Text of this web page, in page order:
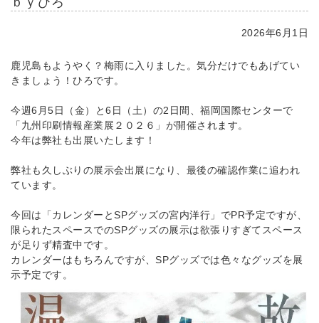
2026年6月1日
鹿児島もようやく？梅雨に入りました。気分だけでもあげてい
きましょう！ひろです。
今週6月5日（金）と6日（土）の2日間、福岡国際センターで
「九州印刷情報産業展２０２６」が開催されます。
今年は弊社も出展いたします！
弊社も久しぶりの展示会出展になり、最後の確認作業に追われ
ています。
今回は「カレンダーとSPグッズの宮内洋行」でPR予定ですが、
限られたスペースでのSPグッズの展示は欲張りすぎてスペース
が足りず精査中です。
カレンダーはもちろんですが、SPグッズでは色々なグッズを展
示予定です。